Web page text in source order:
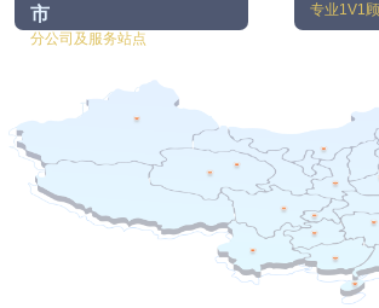
市
分公司及服务站点
专业1V1